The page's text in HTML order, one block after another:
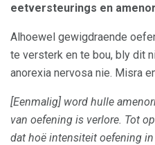
eetversteurings en
Alhoewel gewigdraende
te versterk en te bou, bly dit
anorexia nervosa nie. Misra
[Eenmalig] word hulle
van oefening is verlore. Tot
dat hoë intensiteit oefening